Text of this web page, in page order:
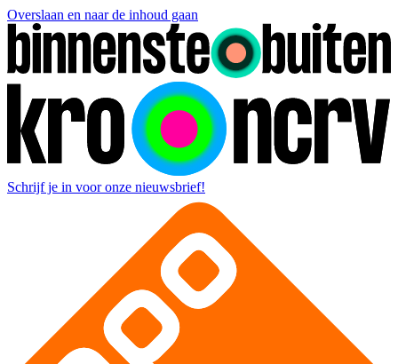
Overslaan en naar de inhoud gaan
Schrijf je in voor onze nieuwsbrief!